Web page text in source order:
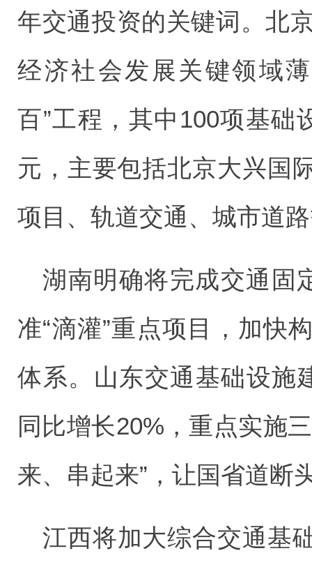
年交通投资的关键词。北
经济社会发展关键领域
百”工程，其中100项基础
元，主要包括北京大兴国
项目、轨道交通、城市道
湖南明确将完成交通固
准“滴灌”重点项目，加快
体系。山东交通基础设施
同比增长20%，重点实施
来、串起来”，让国省道断
江西将加大综合交通基